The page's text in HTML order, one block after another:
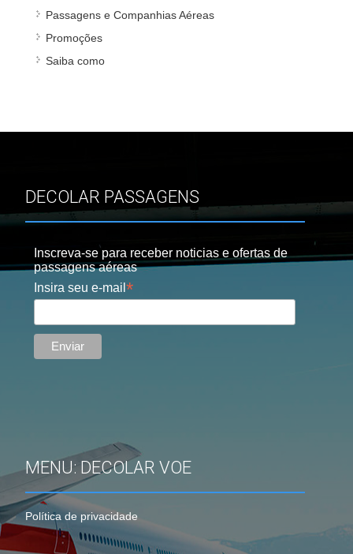
Passagens e Companhias Aéreas
Promoções
Saiba como
DECOLAR PASSAGENS
Inscreva-se para receber noticias e ofertas de
passagens aéreas
Insira seu e-mail*
MENU: DECOLAR VOE
Política de privacidade